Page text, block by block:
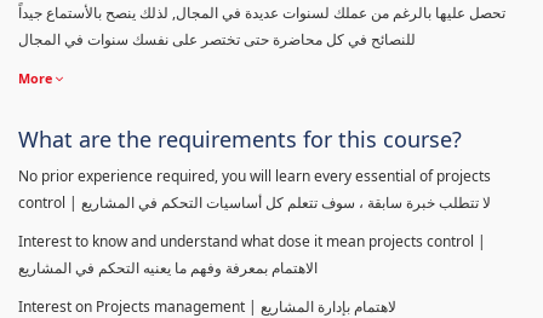
تحصل عليها بالرغم من عملك لسنوات عديدة في المجال, لذلك ينصح بالأستماع جيداً
للنصائح في كل محاضرة حتى تختصر على نفسك سنوات في المجال
More
What are the requirements for this course?
No prior experience required, you will learn every essential of projects
control | لا تتطلب خبرة سابقة ، سوف تتعلم كل أساسيات التحكم في المشاريع
Interest to know and understand what dose it mean projects control |
الاهتمام بمعرفة وفهم ما يعنيه التحكم في المشاريع
Interest on Projects management | لاهتمام بإدارة المشاريع